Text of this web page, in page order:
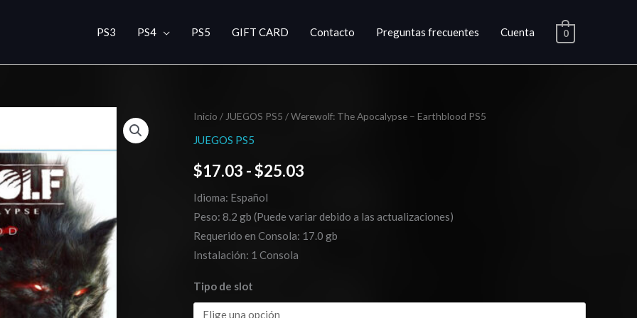
PS3 PS4 PS5 GIFT CARD Contacto Preguntas frecuentes Cuenta 0
Inicio / JUEGOS PS5 / Werewolf: The Apocalypse – Earthblood PS5
JUEGOS PS5
$17.03 -$25.03
Rango
desde
$17.03
Idioma: Español
Peso: 8.2 gb (Puede variar debido a las actualizaciones)
Requerido en Consola: 17.0 gb
Instalación: 1 Consola
Tipo de slot
Werewolf:
The
–
Earthblood
PS5
cantidad